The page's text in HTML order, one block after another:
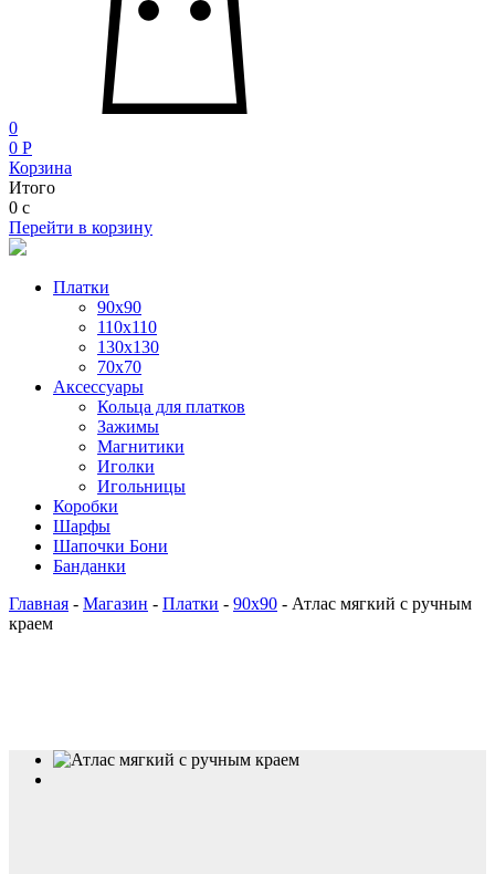
0
0 P
Корзина
Итого
0 c
Перейти в корзину
Платки
90x90
110x110
130x130
70х70
Аксессуары
Кольца для платков
Зажимы
Магнитики
Иголки
Игольницы
Коробки
Шарфы
Шапочки Бони
Банданки
Главная - Магазин - Платки - 90x90 - Атлас мягкий с ручным
краем